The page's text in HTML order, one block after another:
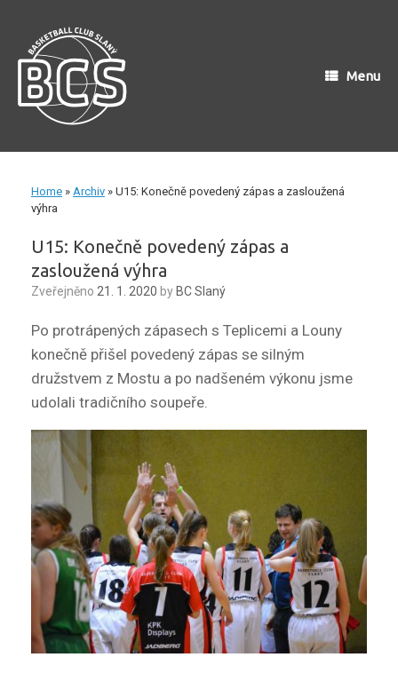
content
Menu
Home » Archiv » U15: Konečně povedený zápas a zasloužená
výhra
U15: Konečně povedený zápas a
zasloužená výhra
Zveřejněno 21. 1. 2020 by BC Slaný
Po protrápených zápasech s Teplicemi a Louny
konečně přišel povedený zápas se silným
družstvem z Mostu a po nadšeném výkonu jsme
udolali tradičního soupeře.